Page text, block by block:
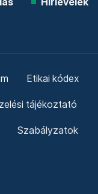
Etikai kódex
tájékoztató
Szabályzatok